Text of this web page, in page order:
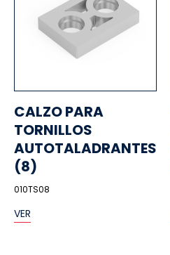
CALZO PARA
TORNILLOS
AUTOTALADRANTES
(8)
010TS08
VER